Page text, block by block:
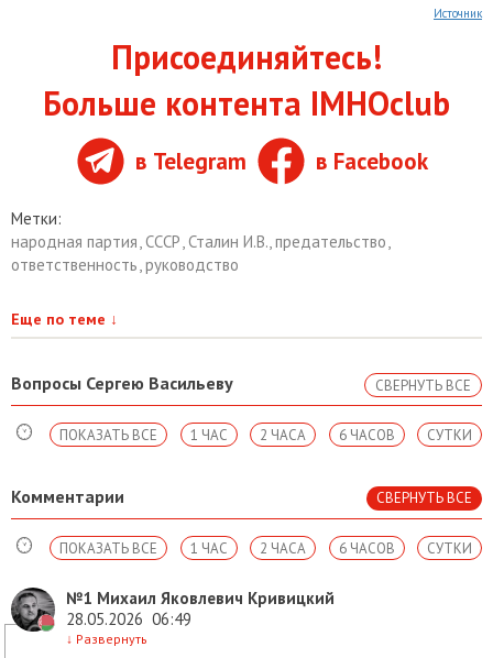
Источник
Присоединяйтесь!
Больше контента IMHOclub
в Telegram в Facebook
Метки:
народная партия,СССР,Сталин И.В.,предательство,
ответственность,руководство
Еще по теме ↓
Вопросы Сергею Васильеву СВЕРНУТЬ ВСЕ
СУТКИ
6 ЧАСОВ
2 ЧАСА
1 ЧАС
ПОКАЗАТЬ ВСЕ
Комментарии СВЕРНУТЬ ВСЕ
СУТКИ
6 ЧАСОВ
2 ЧАСА
1 ЧАС
ПОКАЗАТЬ ВСЕ
№1 Михаил Яковлевич Кривицкий
28.05.2026 06:49
↓ Развернуть